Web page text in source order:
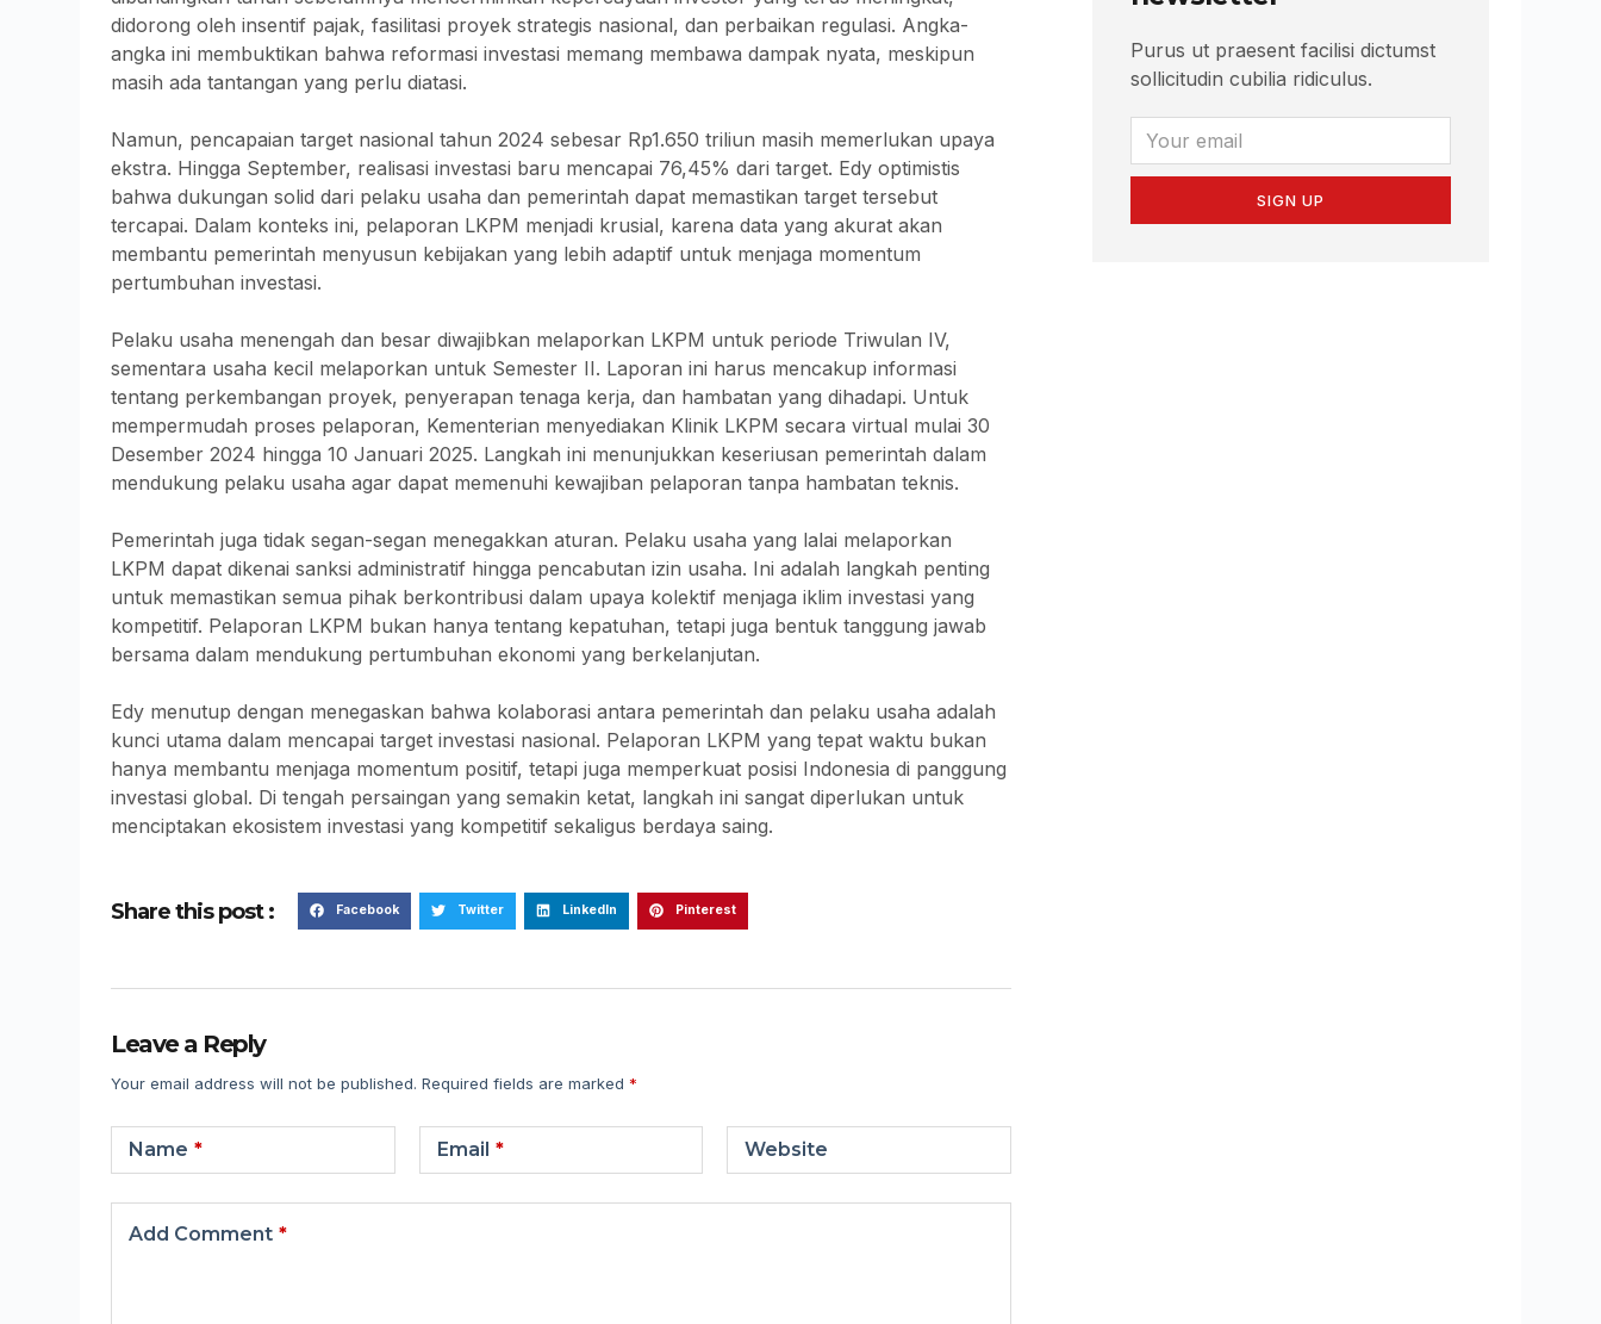
didorong oleh insentif pajak, fasilitasi proyek strategis nasional, dan perbaikan regulasi. Angka-
angka ini membuktikan bahwa reformasi investasi memang membawa dampak nyata, meskipun
masih ada tantangan yang perlu diatasi.
Namun, pencapaian target nasional tahun 2024 sebesar Rp1.650 triliun masih memerlukan upaya
ekstra. Hingga September, realisasi investasi baru mencapai 76,45% dari target. Edy optimistis
bahwa dukungan solid dari pelaku usaha dan pemerintah dapat memastikan target tersebut
tercapai. Dalam konteks ini, pelaporan LKPM menjadi krusial, karena data yang akurat akan
membantu pemerintah menyusun kebijakan yang lebih adaptif untuk menjaga momentum
pertumbuhan investasi.
Pelaku usaha menengah dan besar diwajibkan melaporkan LKPM untuk periode Triwulan IV,
sementara usaha kecil melaporkan untuk Semester II. Laporan ini harus mencakup informasi
tentang perkembangan proyek, penyerapan tenaga kerja, dan hambatan yang dihadapi. Untuk
mempermudah proses pelaporan, Kementerian menyediakan Klinik LKPM secara virtual mulai 30
Desember 2024 hingga 10 Januari 2025. Langkah ini menunjukkan keseriusan pemerintah dalam
mendukung pelaku usaha agar dapat memenuhi kewajiban pelaporan tanpa hambatan teknis.
Pemerintah juga tidak segan-segan menegakkan aturan. Pelaku usaha yang lalai melaporkan
LKPM dapat dikenai sanksi administratif hingga pencabutan izin usaha. Ini adalah langkah penting
untuk memastikan semua pihak berkontribusi dalam upaya kolektif menjaga iklim investasi yang
kompetitif. Pelaporan LKPM bukan hanya tentang kepatuhan, tetapi juga bentuk tanggung jawab
bersama dalam mendukung pertumbuhan ekonomi yang berkelanjutan.
Edy menutup dengan menegaskan bahwa kolaborasi antara pemerintah dan pelaku usaha adalah
kunci utama dalam mencapai target investasi nasional. Pelaporan LKPM yang tepat waktu bukan
hanya membantu menjaga momentum positif, tetapi juga memperkuat posisi Indonesia di panggung
investasi global. Di tengah persaingan yang semakin ketat, langkah ini sangat diperlukan untuk
menciptakan ekosistem investasi yang kompetitif sekaligus berdaya saing.
Share this post : Facebook Twitter LinkedIn Pinterest
Leave a Reply
Your email address will not be published. Required fields are marked *
Name * Email * Website
Add Comment *
Purus ut praesent facilisi dictumst
sollicitudin cubilia ridiculus.
SIGN UP